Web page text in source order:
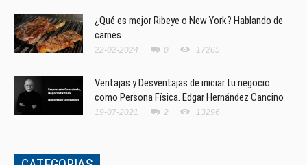
¿Qué es mejor Ribeye o New York? Hablando de
carnes
22-02-2024 0 17265
Ventajas y Desventajas de iniciar tu negocio
como Persona Física. Edgar Hernández Cancino
19-07-2021 2 13296